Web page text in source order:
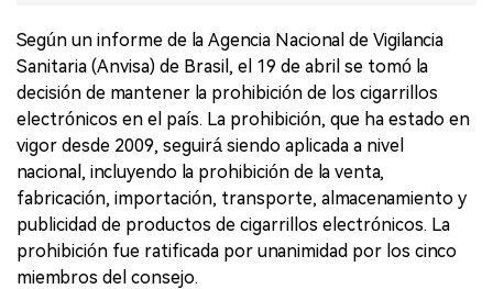
Según un informe de la Agencia Nacional de Vigilancia
Sanitaria (Anvisa) de Brasil, el 19 de abril se tomó la
decisión de mantener la prohibición de los cigarrillos
electrónicos en el país. La prohibición, que ha estado en
vigor desde 2009, seguirá siendo aplicada a nivel
nacional, incluyendo la prohibición de la venta,
fabricación, importación, transporte, almacenamiento y
publicidad de productos de cigarrillos electrónicos. La
prohibición fue ratificada por unanimidad por los cinco
miembros del consejo.